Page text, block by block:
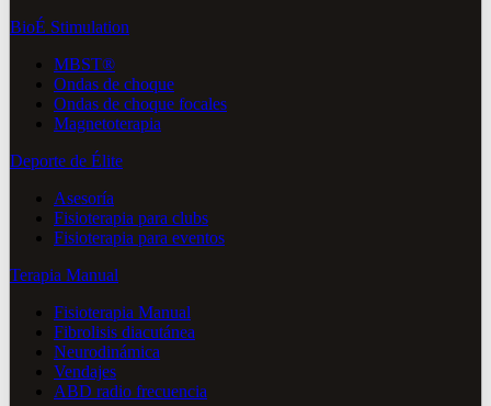
BioÉ Stimulation
MBST®
Ondas de choque
Ondas de choque focales
Magnetoterapia
Deporte de Élite
Asesoría
Fisioterapia para clubs
Fisioterapia para eventos
Terapia Manual
Fisioterapia Manual
Fibrolisis diacutánea
Neurodinámica
Vendajes
ABD radio frecuencia